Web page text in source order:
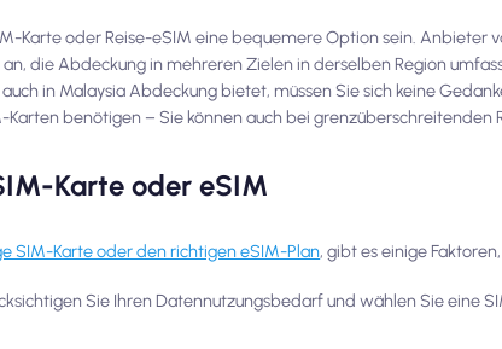
Karte oder Reise-eSIM eine bequemere Option sein. Anbieter
die Abdeckung in mehreren Zielen in derselben Region
in Malaysia Abdeckung bietet, müssen Sie sich keine
benötigen – Sie können auch bei grenzüberschreitenden
Karte oder eSIM
SIM-Karte oder den richtigen eSIM-Plan, gibt es einige
Sie Ihren Datennutzungsbedarf und wählen Sie eine